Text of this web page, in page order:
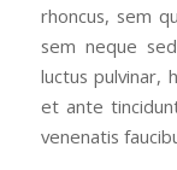
rhoncus, sem
sem neque
luctus pulvinar,
et ante
venenatis